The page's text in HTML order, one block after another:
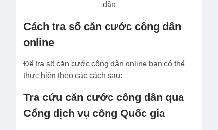
dân
Cách tra số căn cước công dân
online
Để tra số căn cước công dân online bạn có thể
thực hiện theo các cách sau:
Tra cứu căn cước công dân qua
Cổng dịch vụ công Quốc gia